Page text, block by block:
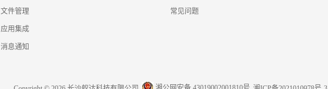
文件管理
应用集成
消息通知
常见问题